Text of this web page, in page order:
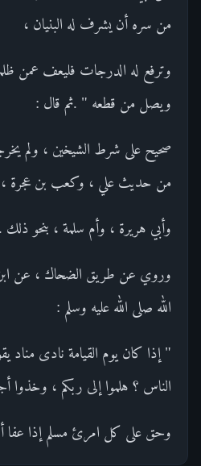
من سره أن يشرف له البنيان ،
وترفع له الدرجات فليعف عمن
ويصل من قطعه " .ثم قال :
صحيح على شرط الشيخين ، ولم
من حديث علي ، وكعب بن عجرة ،
وأبي هريرة ، وأم سلمة ، بنحو ذلك .
وروي عن طريق الضحاك ، عن
الله صلى الله عليه وسلم :
" إذا كان يوم القيامة نادى مناد
الناس ؟ هلموا إلى ربكم ، وخذوا
وحق على كل امرئ مسلم إذا عفا